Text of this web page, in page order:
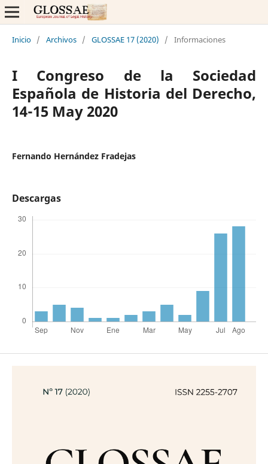
Inicio / Archivos / GLOSSAE 17 (2020) / Informaciones
I Congreso de la Sociedad
Española de Historia del Derecho,
14-15 May 2020
Fernando Hernández Fradejas
Descargas